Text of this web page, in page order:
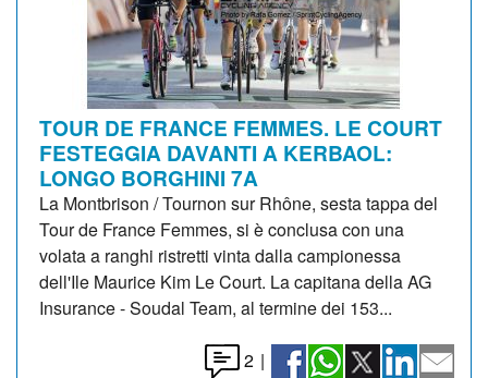
TOUR DE FRANCE FEMMES. LE COURT
FESTEGGIA DAVANTI A KERBAOL:
LONGO BORGHINI 7A
La Montbrison / Tournon sur Rhône, sesta tappa del
Tour de France Femmes, si è conclusa con una
volata a ranghi ristretti vinta dalla campionessa
dell'Ile Maurice Kim Le Court. La capitana della AG
Insurance - Soudal Team, al termine dei 153...
2 |